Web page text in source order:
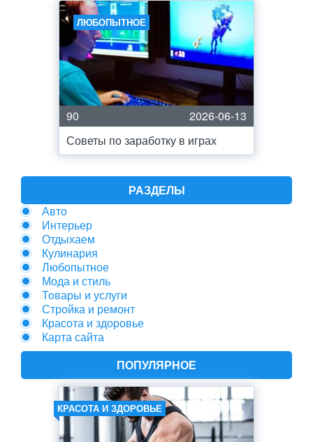
ЛЮБОПЫТНОЕ
90
2026-06-13
Советы по заработку в играх
РАЗДЕЛЫ
Авто
Интерьер
Отдыхаем
Кулинария
Любопытное
Мода и стиль
Товары и услуги
Стройка и ремонт
Красота и здоровье
Карта сайта
ПОПУЛЯРНОЕ
КРАСОТА И ЗДОРОВЬЕ